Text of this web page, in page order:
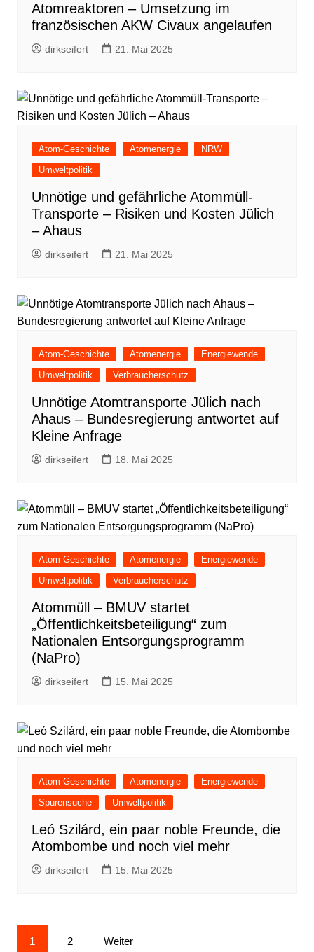
Atomreaktoren – Umsetzung im
französischen AKW Civaux angelaufen
dirkseifert 21. Mai 2025
Atom-Geschichte Atomenergie
NRW
Umweltpolitik
Unnötige und gefährliche Atommüll-
Transporte – Risiken und Kosten Jülich
– Ahaus
dirkseifert 21. Mai 2025
Atom-Geschichte Atomenergie
Energiewende
Umweltpolitik
Verbraucherschutz
Unnötige Atomtransporte Jülich nach
Ahaus – Bundesregierung antwortet auf
Kleine Anfrage
dirkseifert 18. Mai 2025
Atom-Geschichte Atomenergie
Energiewende
Umweltpolitik
Verbraucherschutz
Atommüll – BMUV startet
„Öffentlichkeitsbeteiligung“ zum
Nationalen Entsorgungsprogramm
(NaPro)
dirkseifert 15. Mai 2025
Atom-Geschichte Atomenergie
Energiewende
Spurensuche
Umweltpolitik
Leó Szilárd, ein paar noble Freunde, die
Atombombe und noch viel mehr
dirkseifert 15. Mai 2025
Seitennummerierung
1 2 Weiter